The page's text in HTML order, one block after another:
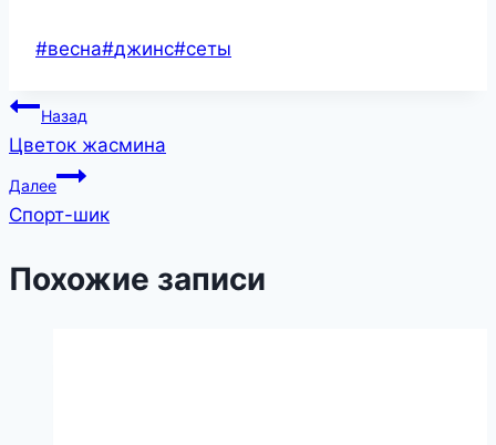
Метки
#весна#джинс#сеты
Навигация
по
записям
Назад
Цветок жасмина
Далее
Спорт-шик
Похожие записи